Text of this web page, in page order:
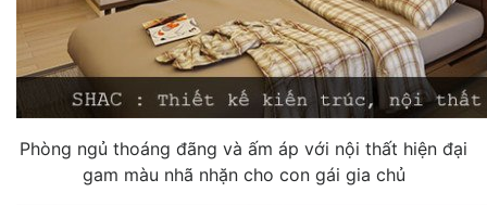
Phòng ngủ thoáng đãng và ấm áp với nội thất hiện đại
gam màu nhã nhặn cho con gái gia chủ